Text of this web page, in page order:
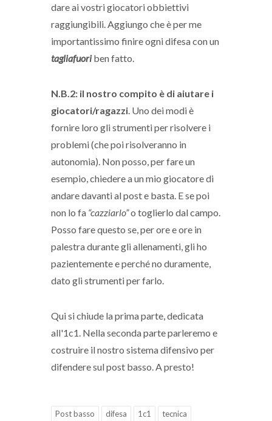
dare ai vostri giocatori obbiettivi
raggiungibili. Aggiungo che è per me
importantissimo finire ogni difesa con un
tagliafuoriben fatto.
N.B.2: il nostro compito è di aiutare i
giocatori/ragazzi. Uno dei modi è
fornire loro gli strumenti per risolvere i
problemi (che poi risolveranno in
autonomia). Non posso, per fare un
esempio, chiedere a un mio giocatore di
andare davanti al post e basta. E se poi
non lo fa “cazziarlo”o toglierlo dal campo.
Posso fare questo se, per ore e ore in
palestra durante gli allenamenti, gli ho
pazientemente e perché no duramente,
dato gli strumenti per farlo.
Qui si chiude la prima parte, dedicata
all'1c1. Nella seconda parte parleremo e
costruire il nostro sistema difensivo per
difendere sul post basso. A presto!
Post basso difesa 1c1 tecnica